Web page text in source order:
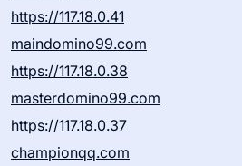
https://117.18.0.41
maindomino99.com
https://117.18.0.38
masterdomino99.com
https://117.18.0.37
championqq.com